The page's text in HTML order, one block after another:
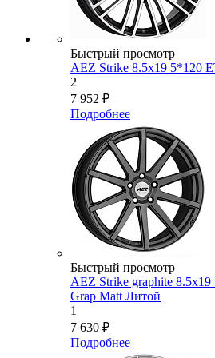
Быстрый просмотр
AEZ Strike 8.5x19 5*120
2
7 952 ₽
Подробнее
Быстрый просмотр
AEZ Strike graphite
Grap Matt Литой
1
7 630 ₽
Подробнее